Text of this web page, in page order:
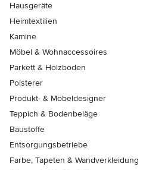
Hausgeräte
Heimtextilien
Kamine
Möbel & Wohnaccessoires
Parkett & Holzböden
Polsterer
Produkt- & Möbeldesigner
Teppich & Bodenbeläge
Baustoffe
Entsorgungsbetriebe
Farbe, Tapeten & Wandverkleidung